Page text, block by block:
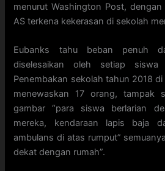
menurut Washington Post,
AS terkena kekerasan di sekolah
Eubanks tahu beban penuh
diselesaikan oleh setiap
Penembakan sekolah tahun 2018
menewaskan 17 orang, tampak
gambar “para siswa berlarian
mereka, kendaraan lapis baja
ambulans di atas rumput”
dekat dengan rumah”.